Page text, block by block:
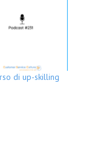
di up-skilling